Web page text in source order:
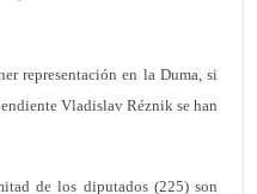
representación en la Duma, si
Vladislav Réznik se han
de los diputados (225) son